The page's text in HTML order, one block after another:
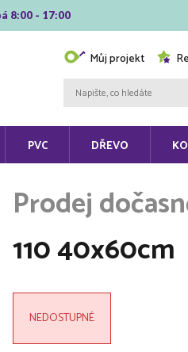
8:00 - 17:00
Můj projekt
PVC DŘEVO
110 40x60cm
NEDOSTUPNÉ